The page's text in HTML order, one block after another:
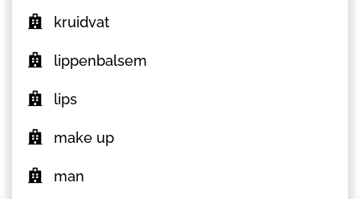
kruidvat
lippenbalsem
lips
make up
man